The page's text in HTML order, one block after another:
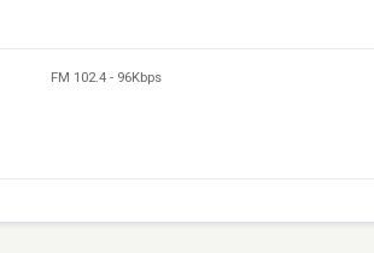
FM 102.4 - 96Kbps